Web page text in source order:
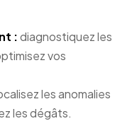
:diagnostiquez les
vos
les anomalies
les dégâts.